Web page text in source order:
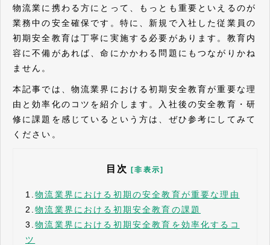
物流業に携わる方にとって、もっとも重要といえるのが
業務中の安全確保です。特に、新規で入社した従業員の
初期安全教育は丁寧に実施する必要があります。教育内
容に不備があれば、命にかかわる問題にもつながりかね
ません。
本記事では、物流業界における初期安全教育が重要な理
由と効率化のコツを紹介します。入社後の安全教育・研
修に課題を感じているという方は、ぜひ参考にしてみて
ください。
目次 [非表示]
1.物流業界における初期の安全教育が重要な理由
2.物流業界における初期安全教育の課題
3.物流業界における初期安全教育を効率化するコ
ツ